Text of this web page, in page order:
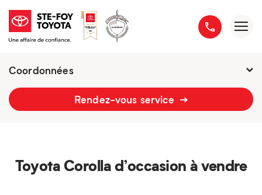
Coordonnées
Fermé : Ouverture-
Rendez-vous service
Toyota Corolla d’occasion à vendre